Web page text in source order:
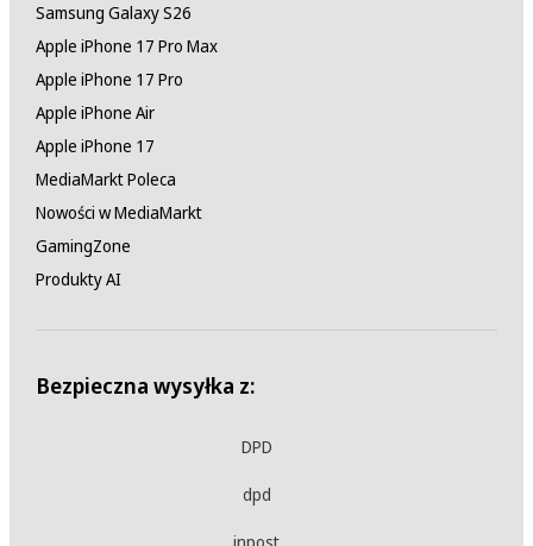
Samsung Galaxy S26
Apple iPhone 17 Pro Max
Apple iPhone 17 Pro
Apple iPhone Air
Apple iPhone 17
MediaMarkt Poleca
Nowości w MediaMarkt
GamingZone
Produkty AI
Bezpieczna wysyłka z:
DPD
dpd